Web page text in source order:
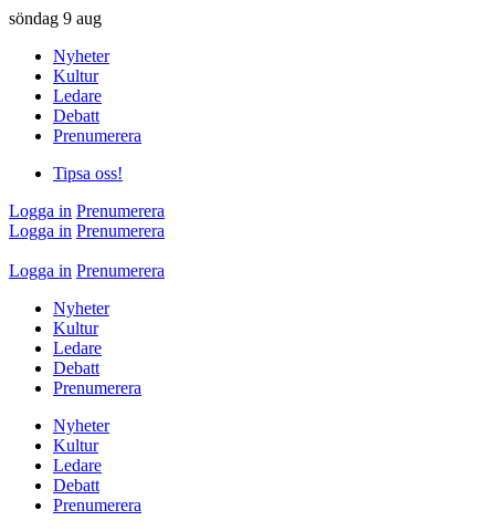
söndag 9 aug
Nyheter
Kultur
Ledare
Debatt
Prenumerera
Tipsa oss!
Logga in Prenumerera
Logga in Prenumerera
Logga in Prenumerera
Nyheter
Kultur
Ledare
Debatt
Prenumerera
Nyheter
Kultur
Ledare
Debatt
Prenumerera